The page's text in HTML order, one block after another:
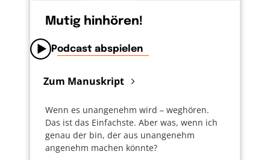
Mutig hinhören!
Podcast abspielen
Zum Manuskript
Wenn es unangenehm wird – weghören.
Das ist das Einfachste. Aber was, wenn ich
genau der bin, der aus unangenehm
angenehm machen könnte?